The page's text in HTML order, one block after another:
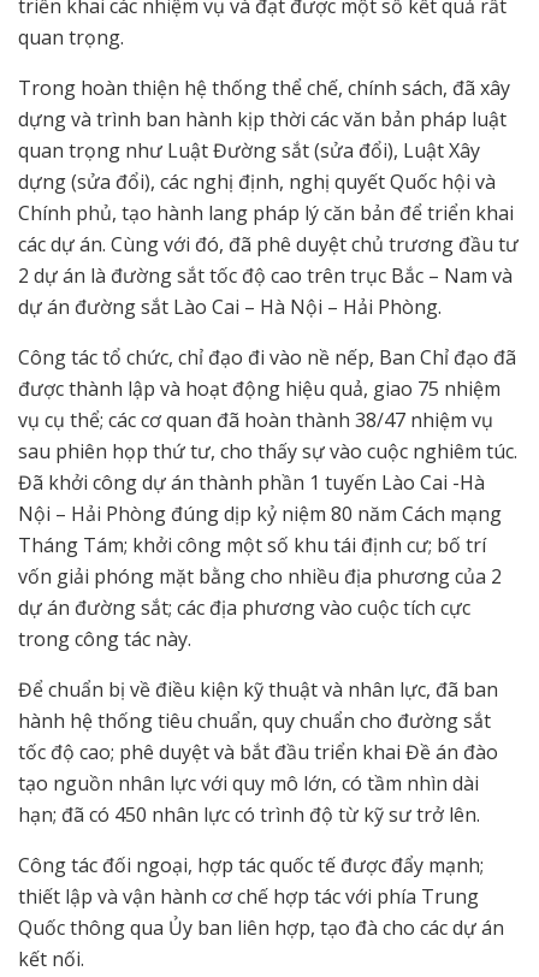
triển khai các nhiệm vụ và đạt được một số kết quả rất
quan trọng.
Trong hoàn thiện hệ thống thể chế, chính sách, đã xây
dựng và trình ban hành kịp thời các văn bản pháp luật
quan trọng như Luật Đường sắt (sửa đổi), Luật Xây
dựng (sửa đổi), các nghị định, nghị quyết Quốc hội và
Chính phủ, tạo hành lang pháp lý căn bản để triển khai
các dự án. Cùng với đó, đã phê duyệt chủ trương đầu tư
2 dự án là đường sắt tốc độ cao trên trục Bắc – Nam và
dự án đường sắt Lào Cai – Hà Nội – Hải Phòng.
Công tác tổ chức, chỉ đạo đi vào nề nếp, Ban Chỉ đạo đã
được thành lập và hoạt động hiệu quả, giao 75 nhiệm
vụ cụ thể; các cơ quan đã hoàn thành 38/47 nhiệm vụ
sau phiên họp thứ tư, cho thấy sự vào cuộc nghiêm túc.
Đã khởi công dự án thành phần 1 tuyến Lào Cai -Hà
Nội – Hải Phòng đúng dịp kỷ niệm 80 năm Cách mạng
Tháng Tám; khởi công một số khu tái định cư; bố trí
vốn giải phóng mặt bằng cho nhiều địa phương của 2
dự án đường sắt; các địa phương vào cuộc tích cực
trong công tác này.
Để chuẩn bị về điều kiện kỹ thuật và nhân lực, đã ban
hành hệ thống tiêu chuẩn, quy chuẩn cho đường sắt
tốc độ cao; phê duyệt và bắt đầu triển khai Đề án đào
tạo nguồn nhân lực với quy mô lớn, có tầm nhìn dài
hạn; đã có 450 nhân lực có trình độ từ kỹ sư trở lên.
Công tác đối ngoại, hợp tác quốc tế được đẩy mạnh;
thiết lập và vận hành cơ chế hợp tác với phía Trung
Quốc thông qua Ủy ban liên hợp, tạo đà cho các dự án
kết nối.